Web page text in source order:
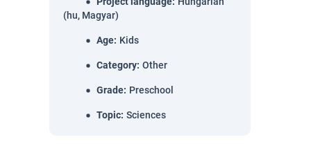
(hu, Magyar)
Age: Kids
Category: Other
Grade: Preschool
Topic: Sciences